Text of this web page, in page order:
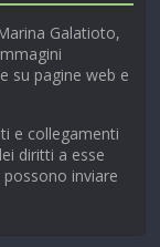
Galatioto,
su pagine web e
e collegamenti
diritti a esse
inviare